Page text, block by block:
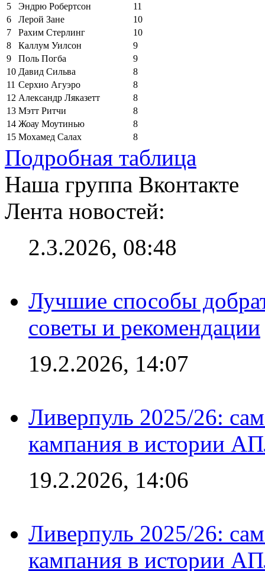
5
Эндрю Робертсон
11
6
Лерой Зане
10
7
Рахим Стерлинг
10
8
Каллум Уилсон
9
9
Поль Погба
9
10 Давид Сильва
8
11 Серхио Агуэро
8
12 Александр Ляказетт
8
13 Мэтт Ритчи
8
14 Жоау Моутинью
8
15 Мохамед Салах 8
Подробная таблица
Наша группа Вконтакте
Лента новостей:
2.3.2026, 08:48
Лучшие способы
советы и рекомендации
19.2.2026, 14:07
Ливерпуль 2025/26:
кампания в истории
19.2.2026, 14:06
Ливерпуль 2025/26:
кампания в истории